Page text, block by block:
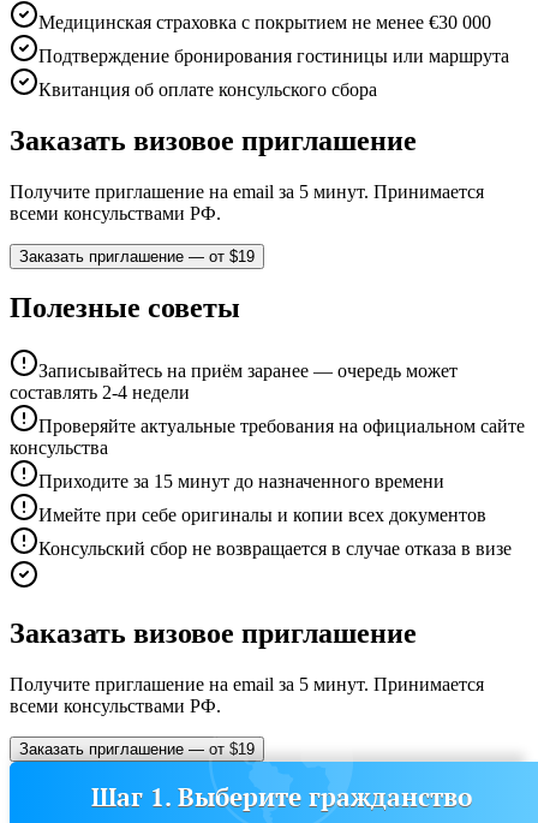
Медицинская страховка с покрытием не менее €30 000
Подтверждение бронирования гостиницы или маршрута
Квитанция об оплате консульского сбора
Заказать визовое приглашение
Получите приглашение на email за 5 минут. Принимается
всеми консульствами РФ.
Заказать приглашение — от $19
Полезные советы
Записывайтесь на приём заранее — очередь может
составлять 2-4 недели
Проверяйте актуальные требования на официальном сайте
консульства
Приходите за 15 минут до назначенного времени
Имейте при себе оригиналы и копии всех документов
Консульский сбор не возвращается в случае отказа в визе
Заказать визовое приглашение
Получите приглашение на email за 5 минут. Принимается
всеми консульствами РФ.
Заказать приглашение — от $19
Шаг 1. Выберите гражданство